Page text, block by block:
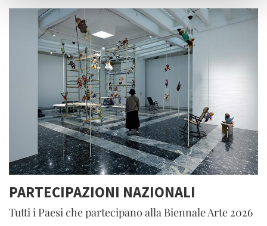
PARTECIPAZIONI NAZIONALI
Tutti i Paesi che partecipano alla Biennale Arte 2026